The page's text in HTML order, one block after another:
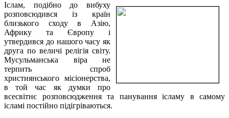
Іслам, подібно до вибуху
розповсюдився із країн
близького сходу в Азію,
Африку та Європу і
утвердився до нашого часу як
друга по величі релігія світу.
Мусульманська віра не
терпить спроб
християнського місіонерства,
в той час як думки про
всесвітнє розповсюдження та панування ісламу в самому
ісламі постійно підігріваються.